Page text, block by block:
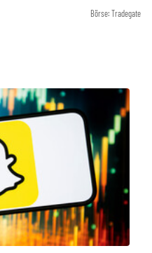
Börse: Tradegate